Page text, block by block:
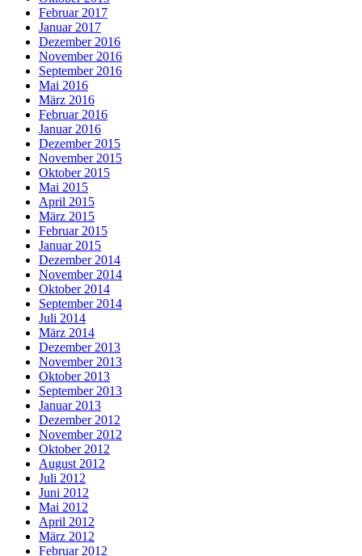
Februar 2017
Januar 2017
Dezember 2016
November 2016
September 2016
Mai 2016
März 2016
Februar 2016
Januar 2016
Dezember 2015
November 2015
Oktober 2015
Mai 2015
April 2015
März 2015
Februar 2015
Januar 2015
Dezember 2014
November 2014
Oktober 2014
September 2014
Juli 2014
März 2014
Dezember 2013
November 2013
Oktober 2013
September 2013
Januar 2013
Dezember 2012
November 2012
Oktober 2012
August 2012
Juli 2012
Juni 2012
Mai 2012
April 2012
März 2012
Februar 2012